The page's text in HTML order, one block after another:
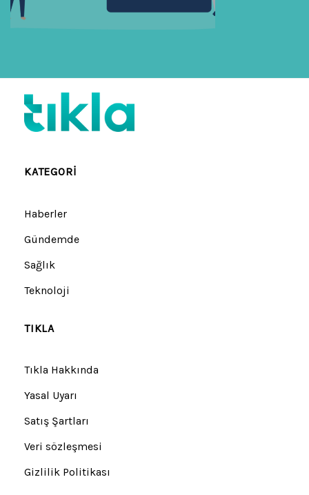
KATEGORI
Haberler
Gündemde
Sağlık
Teknoloji
TIKLA
Tıkla Hakkında
Yasal Uyarı
Satış Şartları
Veri sözleşmesi
Gizlilik Politikası